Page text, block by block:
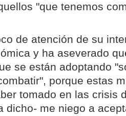
"que tenemos
de atención de su
y ha aseverado
se están adoptando
porque estas
tomado en las crisis
dicho- me niego a